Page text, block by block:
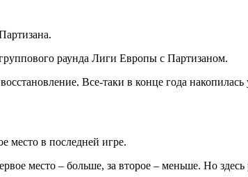
раунда Лиги Европы с Партизаном.
Все-таки в конце года накопилась
место в последней игре.
место – больше, за второе – меньше. Но здесь